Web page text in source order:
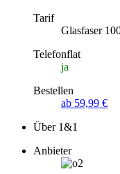
Tarif
Glasfaser
Telefonflat
ja
Bestellen
ab 59,99 €
Über 1&1
Anbieter